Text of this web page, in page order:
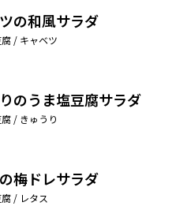
の和風サラダ
/ キャベツ
のうま塩豆腐サラダ
/ きゅうり
梅ドレサラダ
/ レタス